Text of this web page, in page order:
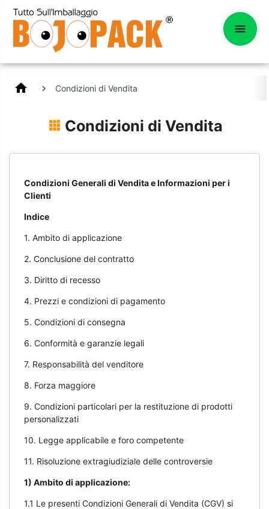
home Condizioni di Vendita
Condizioni di Vendita
Condizioni Generali di Vendita e Informazioni per i
Clienti
Indice
1. Ambito di applicazione
2. Conclusione del contratto
3. Diritto di recesso
4. Prezzi e condizioni di pagamento
5. Condizioni di consegna
6. Conformità e garanzie legali
7. Responsabilità del venditore
8. Forza maggiore
9. Condizioni particolari per la restituzione di prodotti
personalizzati
10. Legge applicabile e foro competente
11. Risoluzione extragiudiziale delle controversie
1) Ambito di applicazione:
1.1 Le presenti Condizioni Generali di Vendita (CGV) si